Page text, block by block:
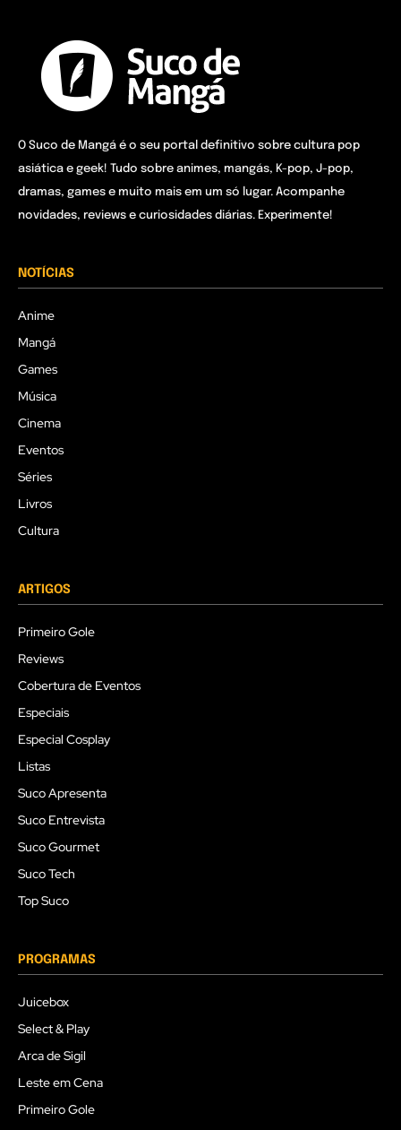
O Suco de Mangá é o seu portal definitivo sobre cultura pop
asiática e geek! Tudo sobre animes, mangás, K-pop, J-pop,
dramas, games e muito mais em um só lugar. Acompanhe
novidades, reviews e curiosidades diárias. Experimente!
NOTÍCIAS
Anime
Mangá
Games
Música
Cinema
Eventos
Séries
Livros
Cultura
ARTIGOS
Primeiro Gole
Reviews
Cobertura de Eventos
Especiais
Especial Cosplay
Listas
Suco Apresenta
Suco Entrevista
Suco Gourmet
Suco Tech
Top Suco
PROGRAMAS
Juicebox
Select & Play
Arca de Sigil
Leste em Cena
Primeiro Gole